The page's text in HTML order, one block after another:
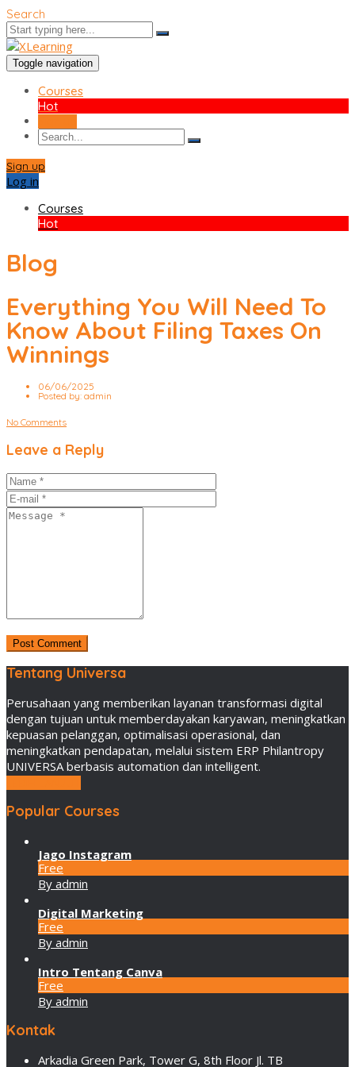
Search
Toggle navigation
Courses
Hot
Sign up
Log in
Courses
Hot
Blog
Everything You Will Need To
Know About Filing Taxes On
Winnings
06/06/2025
Posted by: admin
No Comments
Leave a Reply
Tentang Universa
Perusahaan yang memberikan layanan transformasi digital
dengan tujuan untuk memberdayakan karyawan, meningkatkan
kepuasan pelanggan, optimalisasi operasional, dan
meningkatkan pendapatan, melalui sistem ERP Philantropy
UNIVERSA berbasis automation dan intelligent.
Popular Courses
Jago Instagram
Free
By admin
Digital Marketing
Free
By admin
Intro Tentang Canva
Free
By admin
Kontak
Arkadia Green Park, Tower G, 8th Floor Jl. TB